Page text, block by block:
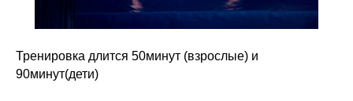
Тренировка длится 50минут (взрослые) и
90минут(дети)